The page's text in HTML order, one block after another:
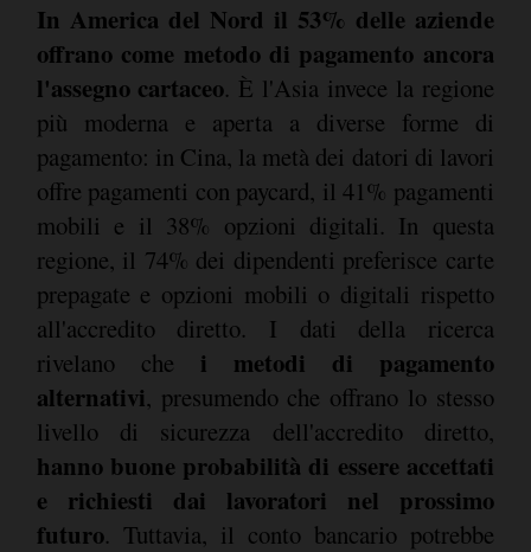
In America del Nord il 53% delle aziende
offrano come metodo di pagamento ancora
l'assegno cartaceo. È l'Asia invece la regione
più moderna e aperta a diverse forme di
pagamento: in Cina, la metà dei datori di lavori
offre pagamenti con paycard, il 41% pagamenti
mobili e il 38% opzioni digitali. In questa
regione, il 74% dei dipendenti preferisce carte
prepagate e opzioni mobili o digitali rispetto
all'accredito diretto. I dati della ricerca
rivelano che i metodi di pagamento
alternativi, presumendo che offrano lo stesso
livello di sicurezza dell'accredito diretto,
hanno buone probabilità di essere accettati
e richiesti dai lavoratori nel prossimo
futuro. Tuttavia, il conto bancario potrebbe